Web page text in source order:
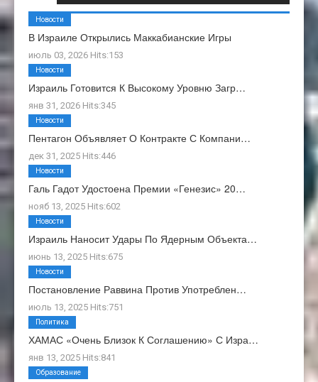
В Израиле Открылись Маккабианские Игры
июль 03, 2026 Hits:153
Новости
Израиль Готовится К Высокому Уровню Загр…
янв 31, 2026 Hits:345
Новости
Пентагон Объявляет О Контракте С Компани…
дек 31, 2025 Hits:446
Новости
Галь Гадот Удостоена Премии «Генезис» 20…
нояб 13, 2025 Hits:602
Новости
Израиль Наносит Удары По Ядерным Объекта…
июнь 13, 2025 Hits:675
Новости
Постановление Раввина Против Употреблен…
июль 13, 2025 Hits:751
Новости
ХАМАС «очень Близок К Соглашению» С Изра…
янв 13, 2025 Hits:841
Политика
Образование